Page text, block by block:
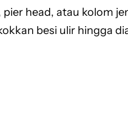
head, atau kolom
besi ulir hingga